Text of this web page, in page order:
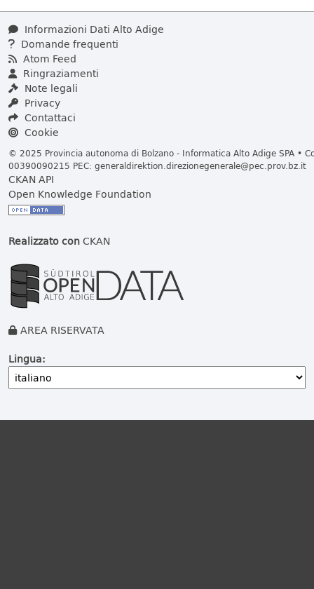
Informazioni Dati Alto Adige
Domande frequenti
Atom Feed
Ringraziamenti
Note legali
Privacy
Contattaci
Cookie
© 2025 Provincia autonoma di Bolzano - Informatica Alto Adige SPA •
00390090215 PEC: generaldirektion.direzionegenerale@pec.prov.bz.it
CKAN API
Open Knowledge Foundation
Realizzato conCKAN
AREA RISERVATA
Lingua